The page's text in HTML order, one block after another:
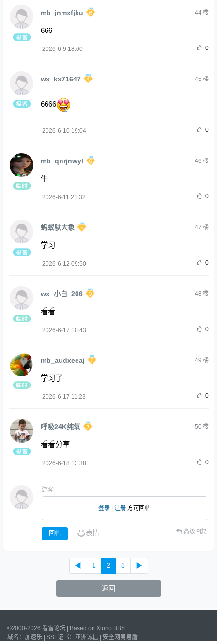
mb_jnmxfjku 44楼
666
2026-6-9 18:00 0
wx_kx71647 45 楼
6666
2026-6-10 19:04 0
mb_qnrjnwyl 46 楼
牛
2026-6-11 21:32 0
蚂蚁驮大象 47 楼
学习
2026-6-12 09:50 0
wx_小白_266 48 楼
看看
2026-6-17 10:43 0
mb_audxeeaj 49 楼
学习了
2026-6-17 11:23 0
呼吸24K纯氧 50楼
看看分享
2026-6-18 13:38 0
游客
登录 注册 方可回帖
回帖 表情 高级回复
◀ 1 2 3 ▶
返回
©2000-2026 看雪论坛 | Based on Xiuno BBS
域名： 加速乐 | SSL证书： 亚洲诚信 | 安全网易易盾